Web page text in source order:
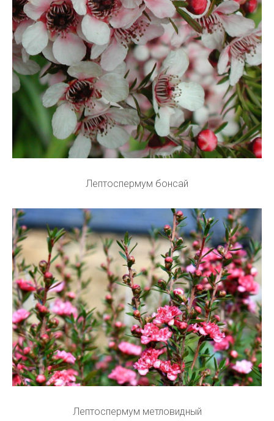
Лептоспермум бонсай
Лептоспермум метловидный